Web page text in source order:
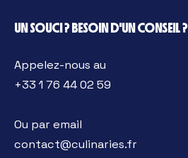
UN SOUCI ? BESOIN D'UN CONSEIL ?
Appelez-nous au
+33 1 76 44 02 59
Ou par email
contact@culinaries.fr